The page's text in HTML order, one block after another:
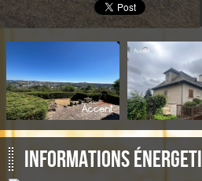
Informations